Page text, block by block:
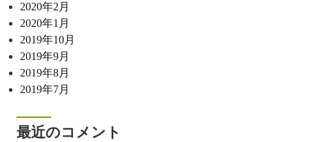
2020年2月
2020年1月
2019年10月
2019年9月
2019年8月
2019年7月
最近のコメント